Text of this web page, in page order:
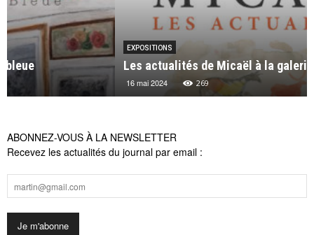
EXPOSITIONS
Les actualités de Micaël à la galerie Michel Lagarde
16 mai 2024 269
ABONNEZ-VOUS À LA NEWSLETTER
Recevez les actualités du journal par email :